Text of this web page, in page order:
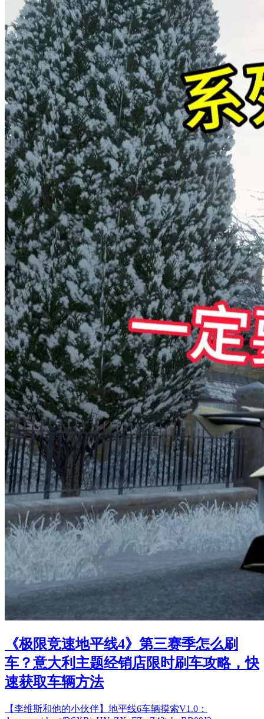
《极限竞速地平线4》第三赛季怎么刷
车？意大利主题经销店限时刷车攻略，快
速获取车辆方法
【李维斯和他的小伙伴】地平线6车辆摸索V1.0：